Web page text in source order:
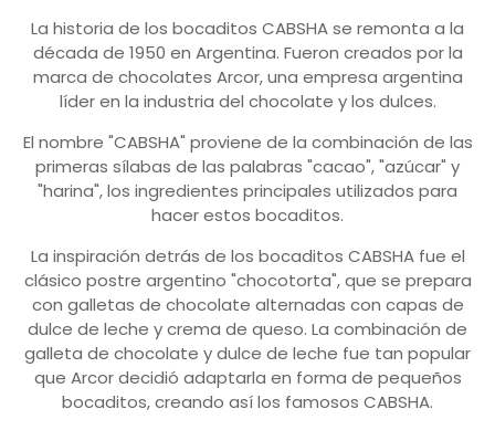
La historia de los bocaditos CABSHA se remonta a la
década de 1950 en Argentina. Fueron creados por la
marca de chocolates Arcor, una empresa argentina
líder en la industria del chocolate y los dulces.
El nombre "CABSHA" proviene de la combinación de las
primeras sílabas de las palabras "cacao", "azúcar" y
"harina", los ingredientes principales utilizados para
hacer estos bocaditos.
La inspiración detrás de los bocaditos CABSHA fue el
clásico postre argentino "chocotorta", que se prepara
con galletas de chocolate alternadas con capas de
dulce de leche y crema de queso. La combinación de
galleta de chocolate y dulce de leche fue tan popular
que Arcor decidió adaptarla en forma de pequeños
bocaditos, creando así los famosos CABSHA.